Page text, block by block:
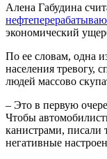
Алена Габудина
экономический
По ее словам, одна
населения тревогу,
людей массово
– Это в первую
Чтобы
канистрами,
негативные